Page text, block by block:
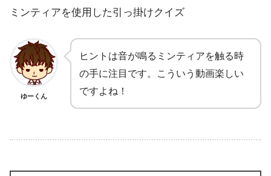
ミンティアを使用した引っ掛けクイズ
ゆーくん
ヒントは音が鳴るミンティアを触る時
の手に注目です。こういう動画楽しい
ですよね！